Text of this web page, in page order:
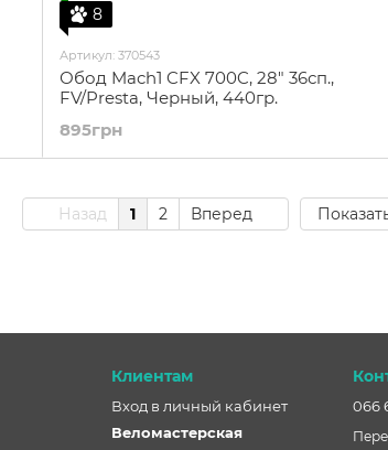
8
Артикул: 370543
Обод Mach1 CFX 700C, 28" 36сп.,
FV/Presta, Черный, 440гр.
895грн
Назад 1 2 Вперед
Клиентам
Вход в личный кабинет
Веломастерская
066